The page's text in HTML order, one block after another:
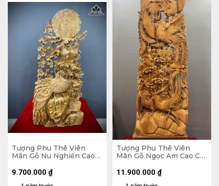
Tượng Phu Thê Viên
Mãn Gỗ Nu Nghiến Cao
9.700.000 ₫
Tượng Phu Thê Viên
Mãn Gỗ Ngọc Am Cao Cả
(cm) - Kỷ Cao 15
11.900.000 ₫